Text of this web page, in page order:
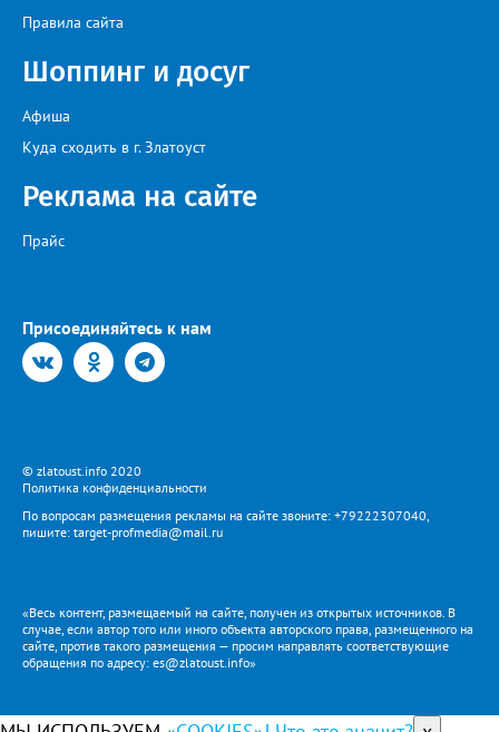
Правила сайта
Шоппинг и досуг
Афиша
Куда сходить в г. Златоуст
Реклама на сайте
Прайс
Присоединяйтесь к нам
© zlatoust.info 2020
Политика конфиденциальности
По вопросам размещения рекламы на сайте звоните: +79222307040,
пишите: target-profmedia@mail.ru
«Весь контент, размещаемый на сайте, получен из открытых источников. В
случае, если автор того или иного объекта авторского права, размещенного на
сайте, против такого размещения — просим направлять соответствующие
обращения по адресу: es@zlatoust.info»